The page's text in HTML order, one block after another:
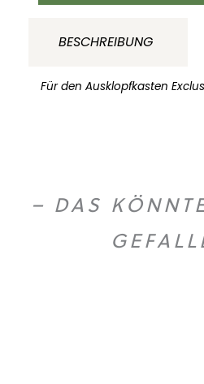
BESCHREIBUNG
Für den Ausklopfkasten
– DAS